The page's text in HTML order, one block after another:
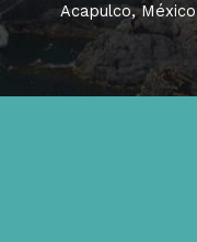
Acapulco, México